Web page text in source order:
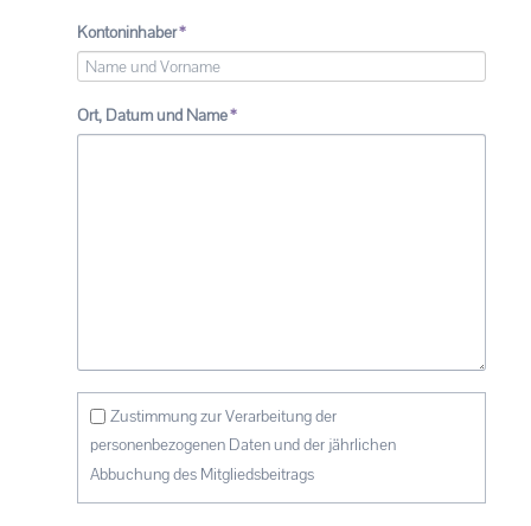
Pflichtfeld
Kontoninhaber*
Pflichtfeld
Ort, Datum und Name*
Zustimmung zur Verarbeitung der
personenbezogenen Daten und der jährlichen
Abbuchung des Mitgliedsbeitrags